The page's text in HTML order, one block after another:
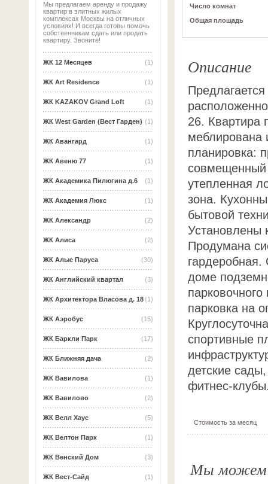
Мы предлагаем аренду и продажу
квартир в элитных жилых
комплексах Москвы на отличных
условиях! И всегда готовы помочь
собственникам сдать или продать
квартиру. Звоните!
(1)
ЖК 12 Месяцев
(1)
ЖК Art Residence
(1)
ЖК KAZAKOV Grand Loft
(1)
ЖК West Garden (Вест Гарден)
(1)
ЖК Авангард
(1)
ЖК Авеню 77
(1)
ЖК Академика Пилюгина д.6
(1)
ЖК Академия Люкс
(2)
ЖК Александр
(2)
ЖК Алиса
(30)
ЖК Алые Паруса
(3)
ЖК Английский квартал
(1)
ЖК Архитектора Власова д. 18
(15)
ЖК Аэробус
(17)
ЖК Баркли Парк
(2)
ЖК Ближняя дача
(1)
ЖК Вавилова
(2)
ЖК Вавилово
(5)
ЖК Велл Хаус
(1)
ЖК Велтон Парк
(3)
ЖК Венский Дом
(1)
ЖК Вест-Сайд
Число комнат
Общая площадь
Описание
26. Квартира
меблирована
планировка:
совмещенный
утепленная
зона.
бытовой
Установлены
Продумана
доме
парковка на
спортивные
детские
фитнес-
Стоимость за месяц
Мы можем